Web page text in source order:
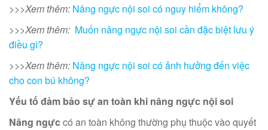
>>>Xem thêm: Nâng ngực nội soi có nguy hiểm không?
>>>Xem thêm: Muốn nâng ngực nội soi cần đặc biệt lưu ý
điều gì?
>>>Xem thêm: Nâng ngực nội soi có ảnh hưởng đến việc
cho con bú không?
Yếu tố đảm bảo sự an toàn khi nâng ngực nội soi
Nâng ngực có an toàn không thường phụ thuộc vào quyết